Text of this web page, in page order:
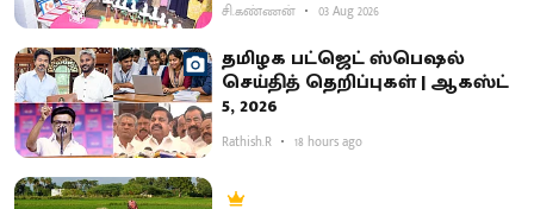
சி.கண்ணன் 03 Aug 2026
தமிழக பட்ஜெட் ஸ்பெஷல்
செய்தித் தெறிப்புகள் | ஆகஸ்ட்
5, 2026
Rathish.R 18 hours ago